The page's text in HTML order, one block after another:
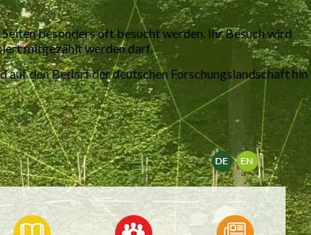
besonders oft besucht werden. Ihr Besuch wird
mitgezählt werden darf.
den Bedarf der deutschen Forschungslandschaft hin
DeutschEnglish